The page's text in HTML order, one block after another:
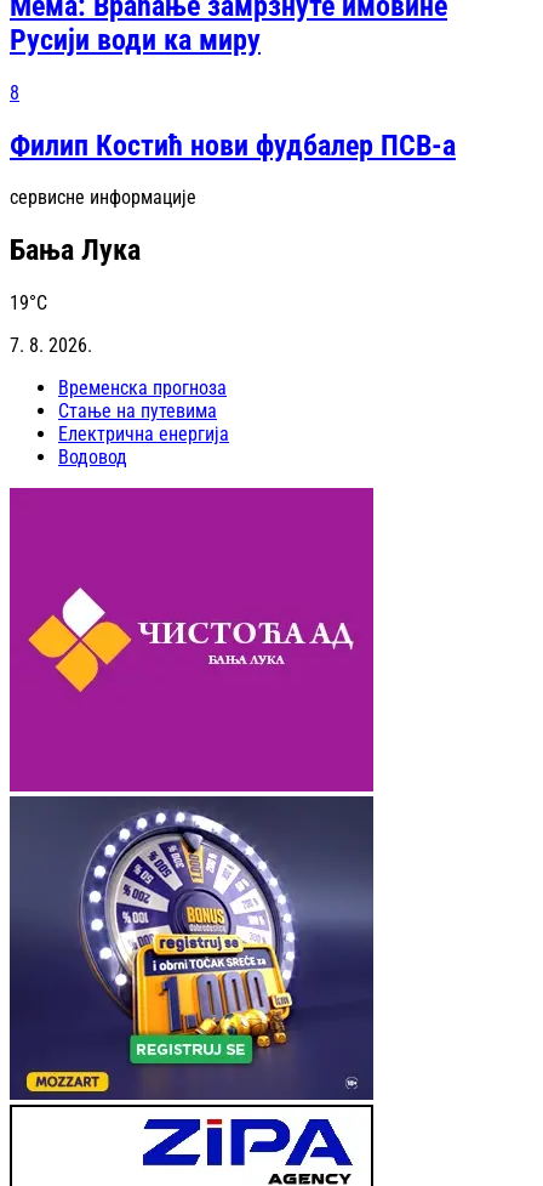
Русији води ка миру
8
Филип Костић нови фудбалер ПСВ-а
сервисне информације
Бања Лука
19°C
7. 8. 2026.
Временска прогноза
Стање на путевима
Електрична енергија
Водовод